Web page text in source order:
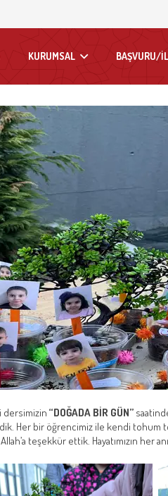
KURUMSAL BAŞVURU/
dersimizin “DOĞADA BİR GÜN”
bir öğrencimiz ile kendi tohum
teşekkür ettik. Hayatımızın her